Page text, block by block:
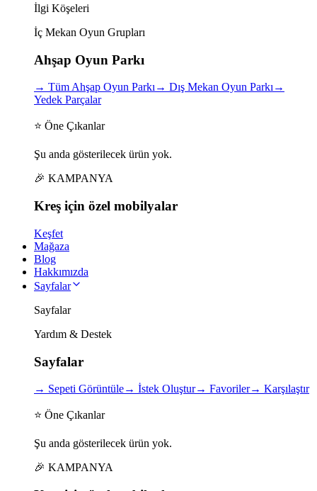
İlgi Köşeleri
İç Mekan Oyun Grupları
Ahşap Oyun Parkı
→ Tüm Ahşap Oyun Parkı→ Dış Mekan Oyun Parkı→
Yedek Parçalar
⭐ Öne Çıkanlar
Şu anda gösterilecek ürün yok.
🎉 KAMPANYA
Kreş için özel mobilyalar
Keşfet
Mağaza
Blog
Hakkımızda
Sayfalar
Sayfalar
Yardım & Destek
Sayfalar
→ Sepeti Görüntüle→ İstek Oluştur→ Favoriler→ Karşılaştır
⭐ Öne Çıkanlar
Şu anda gösterilecek ürün yok.
🎉 KAMPANYA